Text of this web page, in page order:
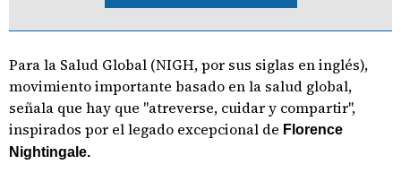
Para la Salud Global (NIGH, por sus siglas en inglés),
movimiento importante basado en la salud global,
señala que hay que "atreverse, cuidar y compartir",
inspirados por el legado excepcional de Florence
Nightingale.